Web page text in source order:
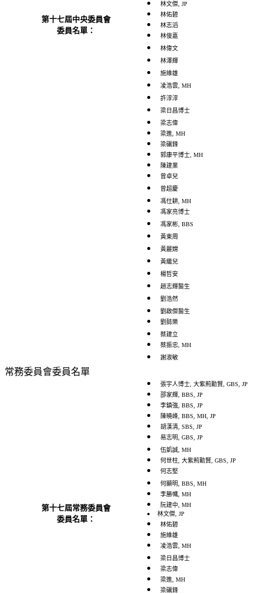
第十七屆中央委員會
委員名單：
林文傑, JP
林佑碧
林志滔
林俊嘉
林偉文
林澤輝
施維雄
凌浩雲 , MH
許淳淳
梁日昌博士
梁志偉
梁進, MH
梁礪鋒
郭康平博士, MH
陳建業
曾卓兒
曾超慶
馮仕耕, MH
馮家亮博士
馮家彬, BBS
黃東周
黃麗嫦
黃繼兒
楊哲安
趙志輝醫生
劉浩然
劉啟傑醫生
劉懿樂
蔡建立
蔡振忠, MH
謝淑敏
常務委員會委員名單
第十七屆常務委員會
委員名單：
張宇人博士, 大紫荊勳賢, GBS, JP
邵家輝, BBS, JP
李鎮強, BBS, JP
陳曉峰, BBS, MH, JP
胡漢清, SBS, JP
易志明, GBS, JP
伍凱誠, MH
何世柱, 大紫荊勳賢, GBS, JP
何志堅
何顯明, BBS, MH
李勝幟, MH
阮建中, MH
林文傑, JP
林佑碧
施維雄
凌浩雲 , MH
梁日昌博士
梁志偉
梁進, MH
梁礪鋒